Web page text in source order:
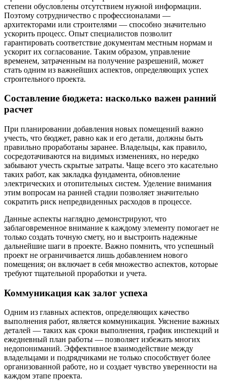
степени обусловлены отсутствием нужной информации.
Поэтому сотрудничество с профессионалами —
архитекторами или строителями — способно значительно
ускорить процесс. Опыт специалистов позволит
гарантировать соответствие документам местным нормам и
ускорит их согласование. Таким образом, управление
временем, затраченным на получение разрешений, может
стать одним из важнейших аспектов, определяющих успех
строительного проекта.
Составление бюджета: насколько важен ранний
расчет
При планировании добавления новых помещений важно
учесть, что бюджет, равно как и его детали, должны быть
правильно проработаны заранее. Владельцы, как правило,
сосредотачиваются на видимых изменениях, но нередко
забывают учесть скрытые затраты. Чаще всего это касательно
таких работ, как закладка фундамента, обновление
электрических и отопительных систем. Уделение внимания
этим вопросам на ранней стадии позволяет значительно
сократить риск непредвиденных расходов в процессе.
Данные аспекты наглядно демонстрируют, что
заблаговременное внимание к каждому элементу помогает не
только создать точную смету, но и выстроить надежные
дальнейшие шаги в проекте. Важно помнить, что успешный
проект не ограничивается лишь добавлением нового
помещения; он включает в себя множество аспектов, которые
требуют тщательной проработки и учета.
Коммуникация как залог успеха
Одним из главных аспектов, определяющих качество
выполнения работ, является коммуникация. Уяснение важных
деталей — таких как сроки выполнения, график инспекций и
ежедневный план работы — позволяет избежать многих
недопониманий. Эффективное взаимодействие между
владельцами и подрядчиками не только способствует более
организованной работе, но и создает чувство уверенности на
каждом этапе проекта.